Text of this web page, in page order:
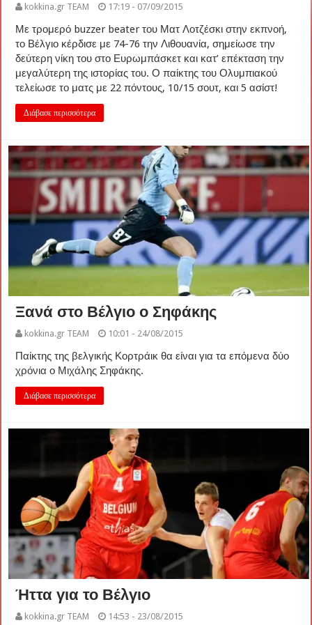
kokkina.gr TEAM 17:19 - 07/09/2015
Με τρομερό buzzer beater του Ματ Λοτζέσκι στην εκπνοή,
το Βέλγιο κέρδισε με 74-76 την Λιθουανία, σημείωσε την
δεύτερη νίκη του στο Ευρωμπάσκετ και κατ’ επέκταση την
μεγαλύτερη της ιστορίας του. Ο παίκτης του Ολυμπιακού
τελείωσε το ματς με 22 πόντους, 10/15 σουτ, και 5 ασίστ!
Διάβασε περισσότερα
Ξανά στο Βέλγιο ο Σηφάκης
kokkina.gr TEAM 10:01 - 24/08/2015
Παίκτης της βελγικής Κορτράικ θα είναι για τα επόμενα δύο
χρόνια ο Μιχάλης Σηφάκης.
Διάβασε περισσότερα
Ήττα για το Βέλγιο
kokkina.gr TEAM 14:53 - 23/08/2015